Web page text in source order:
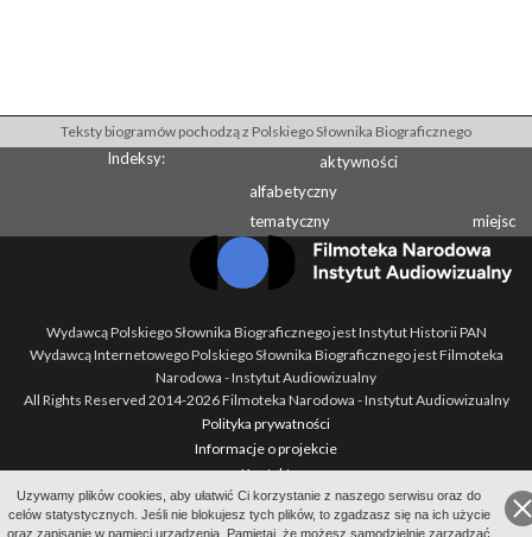
Uzywamy plików cookies, aby ułatwić Ci korzystanie z naszego serwisu oraz do
celów statystycznych. Jeśli nie blokujesz tych plików, to zgadzasz się na ich użycie
oraz zapisanie w pamięci urządzenia. Pamiętaj, że możesz samodzielnie zarządzać
Teksty biogramów pochodzą z Polskiego Słownika Biograficznego
Indeksy:
aktywności
alfabetyczny
tematyczny
miejsc
Wydawcą Polskiego Słownika Biograficznego jest Instytut Historii PAN
Wydawcą Internetowego Polskiego Słownika Biograficznego jest Filmoteka
Narodowa - Instytut Audiowizualny
All Rights Reserved 2014-2026Filmoteka Narodowa - Instytut Audiowizualny
Polityka prywatności
Informacje o projekcie
Kontakt
Regulamin
Mapa strony